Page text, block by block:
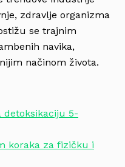
zdravlje organizma
se trajnim
navika,
načinom života.
detoksikaciju 5-
koraka za fizičku i